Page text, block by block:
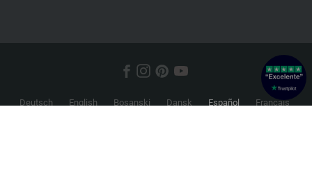
Deutsch English Bosanski Dansk Español
Français